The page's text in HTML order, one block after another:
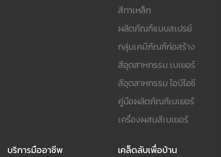
สีทาเหล็ก
ผลิตภัณฑ์แบบสเปรย์
กลุ่มเคมีภัณฑ์ก่อสร้าง
สีอุตสาหกรรม เบเยอร์
สีอุตสาหกรรม ไอบีไอซี
คู่มือผลิตภัณฑ์เบเยอร์
เครื่องผสมสีเบเยอร์
บริการมืออาชีพ
เคล็ดลับเพื่อบ้าน